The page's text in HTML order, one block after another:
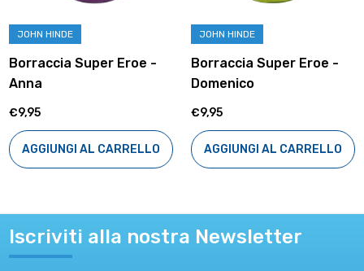
JOHN HINDE
Borraccia Super Eroe -
Anna
€9,95
AGGIUNGI AL CARRELLO
JOHN HINDE
Borraccia Super Eroe -
Domenico
€9,95
AGGIUNGI AL CARRELLO
Iscriviti alla nostra Newsletter